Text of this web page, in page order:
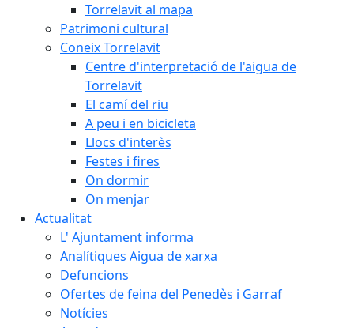
Torrelavit al mapa
Patrimoni cultural
Coneix Torrelavit
Centre d'interpretació de l'aigua de
Torrelavit
El camí del riu
A peu i en bicicleta
Llocs d'interès
Festes i fires
On dormir
On menjar
Actualitat
L' Ajuntament informa
Analítiques Aigua de xarxa
Defuncions
Ofertes de feina del Penedès i Garraf
Notícies